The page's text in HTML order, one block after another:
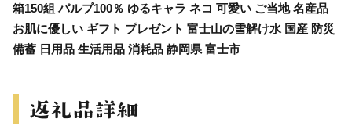
箱150組 パルプ100％ ゆるキャラ ネコ 可愛い ご当地 名産品
お肌に優しい ギフト プレゼント 富士山の雪解け水 国産 防災
備蓄 日用品 生活用品 消耗品 静岡県 富士市